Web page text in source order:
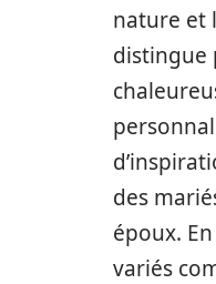
nature et
distingue
des
époux.
variés